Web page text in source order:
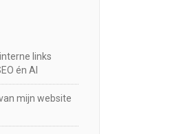
links
én AI
mijn website